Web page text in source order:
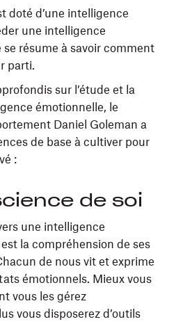
doté d’une intelligence
une intelligence
résume à savoir comment
parti.
sur l’étude et la
émotionnelle, le
Daniel Goleman a
de base à cultiver pour
:
de soi
une intelligence
la compréhension de ses
de nous vit et exprime
émotionnels. Mieux vous
vous les gérez
vous disposerez d’outils